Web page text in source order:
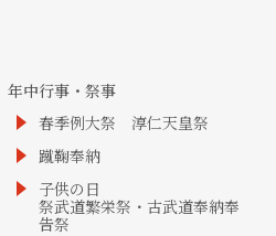
年中行事・祭事
春季例大祭 淳仁天皇祭
蹴鞠奉納
子供の日
祭武道繁栄祭・古武道奉納奉
告祭